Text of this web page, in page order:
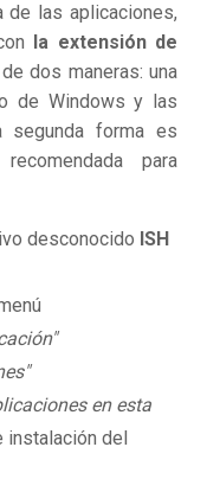
de las aplicaciones,
la extensión de
dos maneras: una
de Windows y las
segunda forma es
para
desconocido ISH
en esta
instalación del